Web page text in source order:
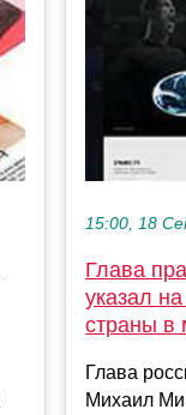
15:00, 18
Глава
указал
страны в
Глава
Михаил